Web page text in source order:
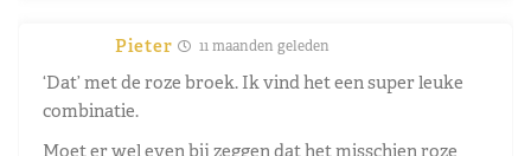
Pieter 11 maanden geleden
‘Dat’ met de roze broek. Ik vind het een super leuke
combinatie.
Moet er wel even bij zeggen dat het misschien roze